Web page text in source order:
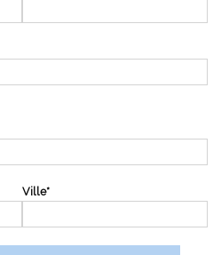
Ville*